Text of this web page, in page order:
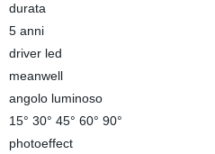
durata
5 anni
driver led
meanwell
angolo luminoso
15° 30° 45° 60° 90°
photoeffect